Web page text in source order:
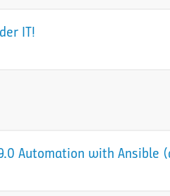
IT!
Automation with Ansible